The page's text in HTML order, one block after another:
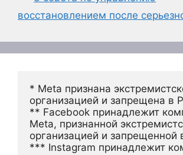
восстановлением после
* Meta признана
организацией и запрещена в
** Facebook принадлежит
Meta, признанной
организацией и запрещенной
*** Instagram принадлежит